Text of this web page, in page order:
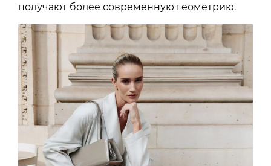
получают более современную геометрию.